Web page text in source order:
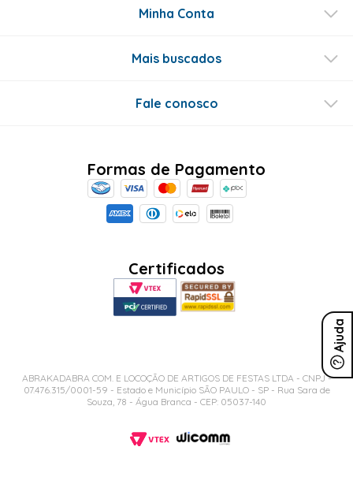
Ajuda
Minha Conta
Mais buscados
Fale conosco
Formas de Pagamento
Certificados
ABRAKADABRA COM. E LOCOÇÃO DE ARTIGOS DE FESTAS LTDA - CNPJ -
07.476.315/0001-59 - Estado e Município SÃO PAULO - SP - Rua Sara de
Souza, 78 - Água Branca - CEP: 05037-140